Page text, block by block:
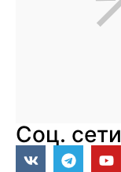
Соц. сети